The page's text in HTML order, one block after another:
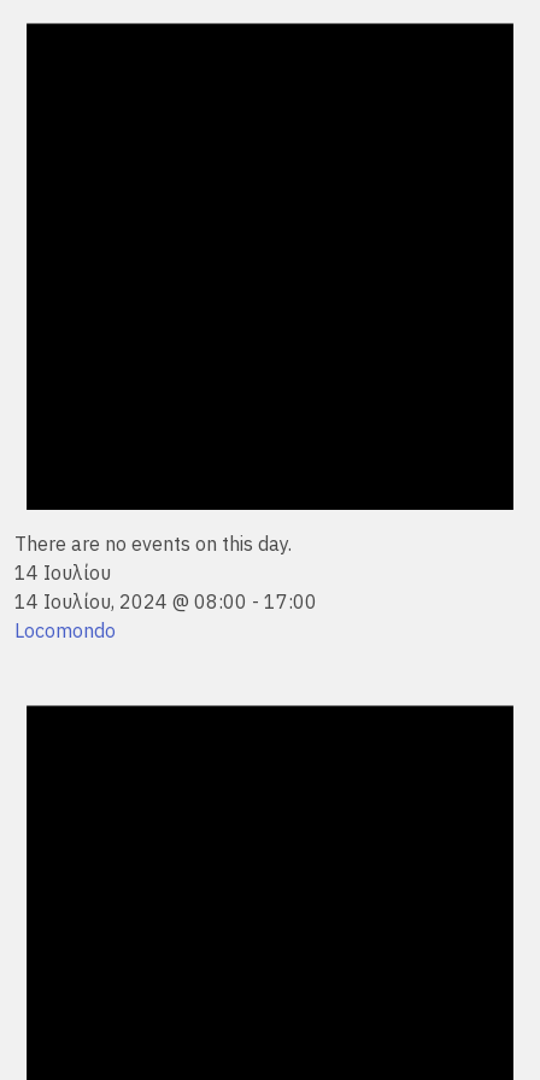
There are no events on this day.
14 Ιουλίου
14 Ιουλίου, 2024 @ 08:00 - 17:00
Locomondo